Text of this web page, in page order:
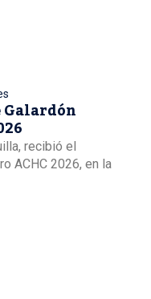
recibió el
ACHC 2026, en la